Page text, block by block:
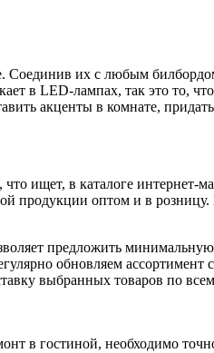
их с любым
в LED-лампах, так это то,
акценты в комнате,
ищет, в каталоге
продукции оптом и в
предложить
обновляем
выбранных товаров по
в гостиной, необходимо